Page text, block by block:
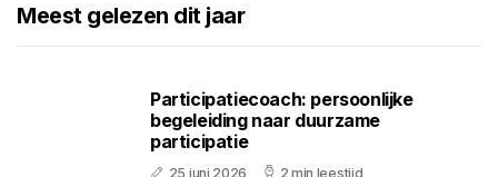
Meest gelezen dit jaar
Participatiecoach: persoonlijke
begeleiding naar duurzame
participatie
25 juni 2026 2 min leestijd